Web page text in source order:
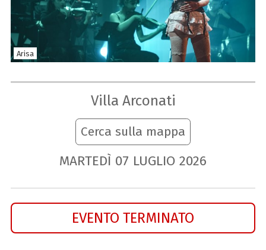
Arisa
Villa Arconati
Cerca sulla mappa
MARTEDÌ 07 LUGLIO 2026
EVENTO TERMINATO